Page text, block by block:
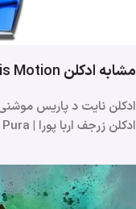
مشابه ادکلن Motion
ادکلن نایت د پاریس
ادکلن زرجف اربا پورا | Xerjoff Erba Pura